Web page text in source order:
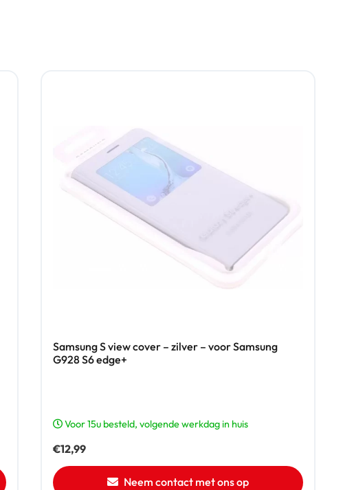
Samsung S view cover – zilver – voor Samsung
G928 S6 edge+
Voor 15u besteld, volgende werkdag in huis
€12,99
Neem contact met ons op